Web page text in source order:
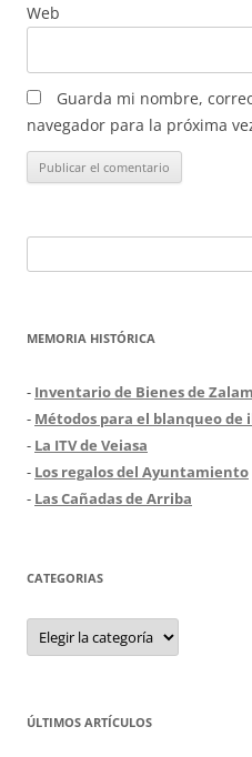
Web
Guarda mi nombre,
navegador para la próxima
MEMORIA HISTÓRICA
- Inventario de Bienes de
- Métodos para el blanqueo de
- La ITV de Veiasa
- Los regalos del Ayuntamiento
- Las Cañadas de Arriba
CATEGORIAS
Categorias
ÚLTIMOS ARTÍCULOS